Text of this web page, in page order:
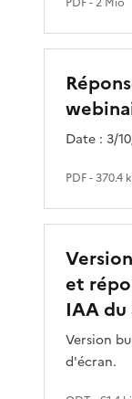
PDF- 370.4
Date : 3/
et
IAA
Version
d'écran.